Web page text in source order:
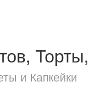
Торты,
и Капкейки